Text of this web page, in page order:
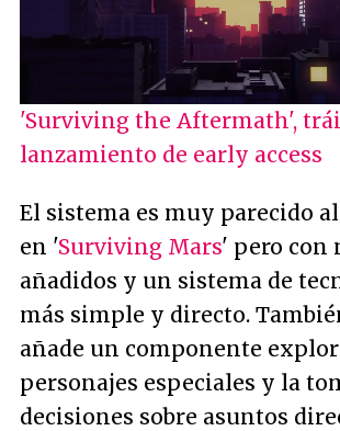
Unmute /
20.74%
'Surviving the Aftermath',
lanzamiento de early access
El sistema es muy parecido
en 'Surviving Mars' pero con
añadidos y un sistema de
más simple y directo.
añade un componente
personajes especiales y la
decisiones sobre asuntos